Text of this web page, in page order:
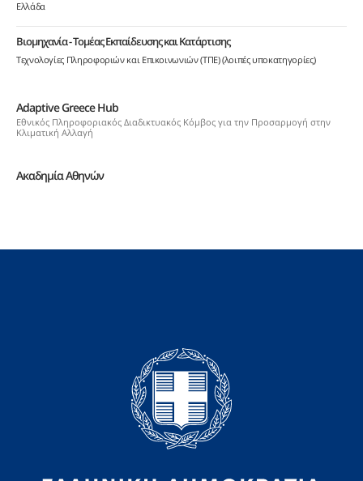
Ελλάδα
Βιομηχανία - Τομέας Εκπαίδευσης και Κατάρτισης
Τεχνολογίες Πληροφοριών και Επικοινωνιών (ΤΠΕ) (λοιπές υποκατηγορίες)
Adaptive Greece Hub
Εθνικός Πληροφοριακός Διαδικτυακός Κόμβος για την Προσαρμογή στην
Κλιματική Αλλαγή
Ακαδημία Αθηνών